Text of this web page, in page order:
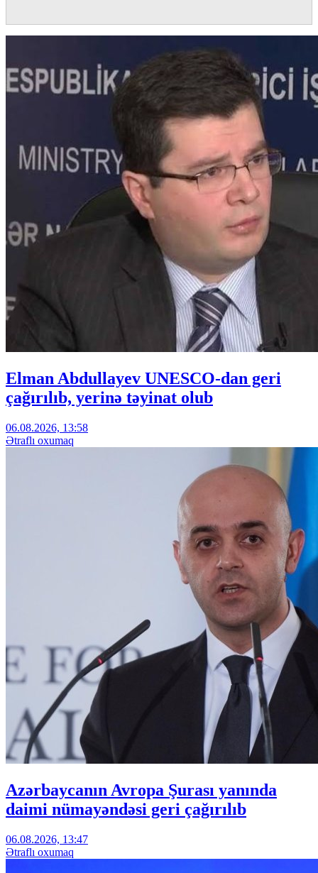
Elman Abdullayev UNESCO-dan geri
çağırılıb, yerinə təyinat olub
06.08.2026, 13:58
Ətraflı oxumaq
Azərbaycanın Avropa Şurası yanında
daimi nümayəndəsi geri çağırılıb
06.08.2026, 13:47
Ətraflı oxumaq